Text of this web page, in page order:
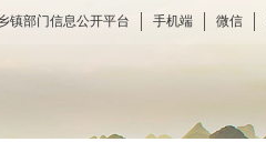
乡镇部门信息公开平台 手机端 微信